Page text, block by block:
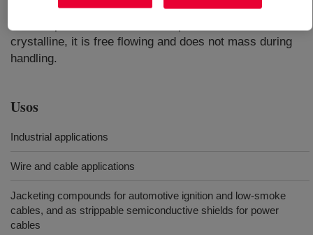
polymer, that can cause undesirable characteristics in
crystalline, it is free flowing and does not mass during
handling.
Usos
Industrial applications
Wire and cable applications
Jacketing compounds for automotive ignition and low-smoke
cables, and as strippable semiconductive shields for power
cables